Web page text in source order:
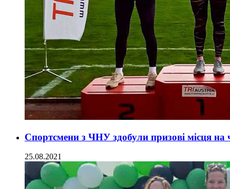
Спортсмени з ЧНУ здобули призові місця на
25.08.2021